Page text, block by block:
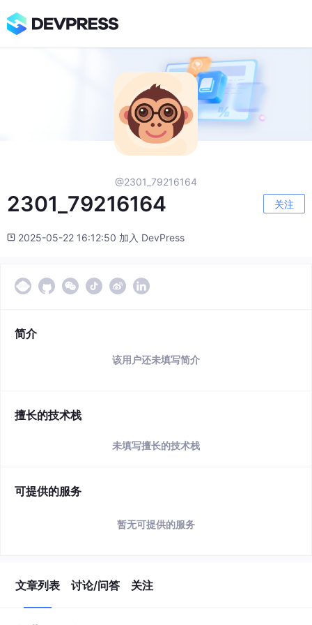
@2301_79216164
2301_79216164 关注
2025-05-22 16:12:50 加入 DevPress
简介
该用户还未填写简介
擅长的技术栈
未填写擅长的技术栈
可提供的服务
暂无可提供的服务
文章列表 讨论/问答 关注